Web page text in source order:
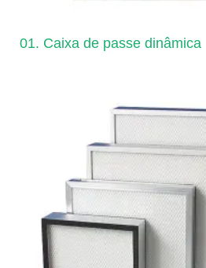
01. Caixa de passe dinâmica